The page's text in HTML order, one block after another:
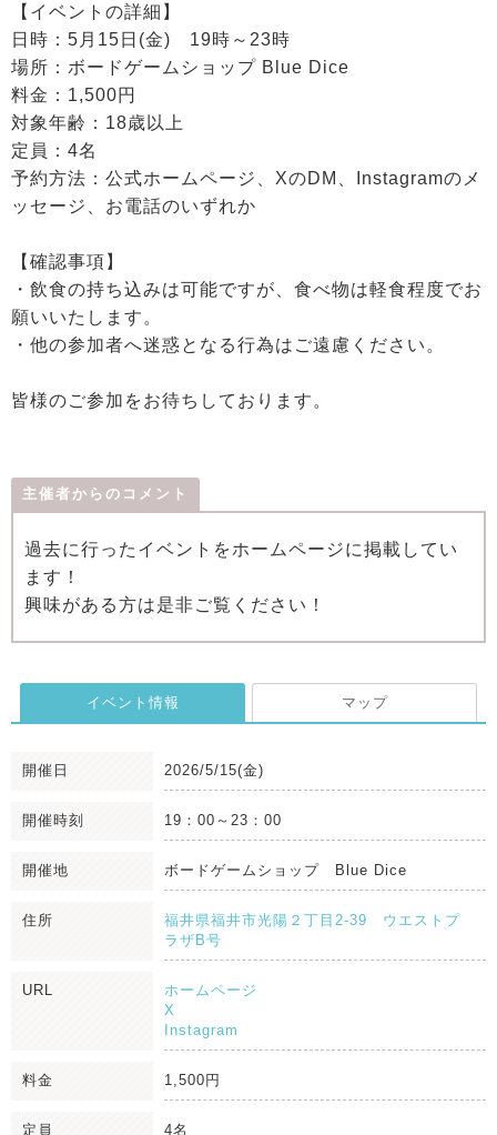
【イベントの詳細】
日時：5月15日(金) 19時～23時
場所：ボードゲームショップ Blue Dice
料金：1,500円
対象年齢：18歳以上
定員：4名
予約方法：公式ホームページ、XのDM、Instagramのメ
ッセージ、お電話のいずれか
【確認事項】
・飲食の持ち込みは可能ですが、食べ物は軽食程度でお
願いいたします。
・他の参加者へ迷惑となる行為はご遠慮ください。
皆様のご参加をお待ちしております。
主催者からのコメント
過去に行ったイベントをホームページに掲載してい
ます！
興味がある方は是非ご覧ください！
イベント情報 マップ
開催日 2026/5/15(金)
開催時刻 19：00～23：00
開催地 ボードゲームショップ Blue Dice
住所
福井県福井市光陽２丁目2-39 ウエストプ
ラザB号
URL
ホームページ
X
Instagram
料金 1,500円
定員 4名